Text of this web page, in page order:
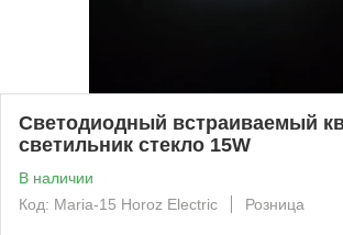
Светодиодный встраиваемый
светильник стекло 15W
В наличии
Код: Maria-15 Horoz Electric
Розница